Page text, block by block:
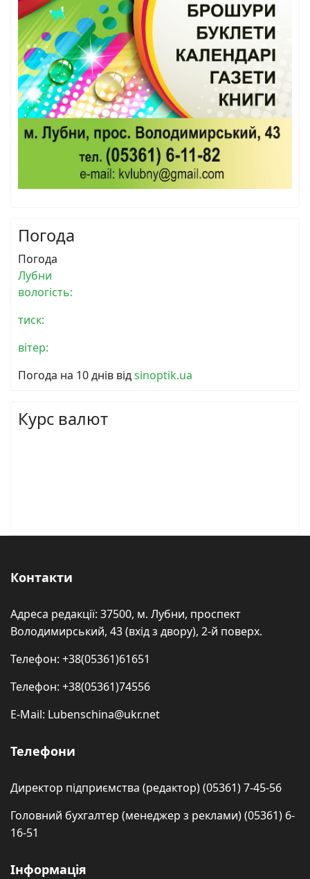
Погода
Погода
Лубни
вологість:
тиск:
вітер:
Погода на 10 днів відsinoptik.ua
Курс валют
Контакти
Адреса редакції: 37500, м. Лубни, проспект
Володимирський, 43 (вхід з двору), 2-й поверх.
Телефон: +38(05361)61651
Телефон: +38(05361)74556
E-Mail: Lubenschina@ukr.net
Телефони
Директор підприємства (редактор) (05361) 7-45-56
Головний бухгалтер (менеджер з реклами) (05361) 6-
16-51
Інформація